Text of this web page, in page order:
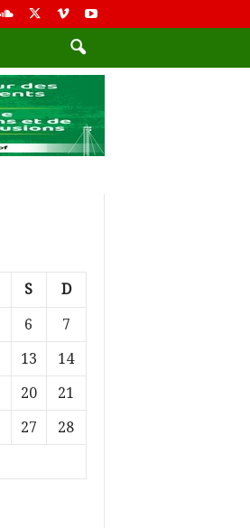
S D
6
7
13
14
20
21
27
28